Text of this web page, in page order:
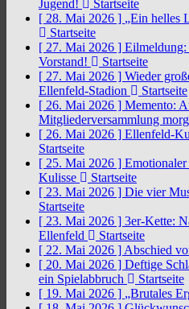
Jugend!
Startseite
[ 28. Mai 2026 ] „Ein helles
Startseite
[ 27. Mai 2026 ] Eilmeldung:
Vorstand!
Startseite
[ 27. Mai 2026 ] Wieder
Ellenfeld-Stadion
Startseite
[ 26. Mai 2026 ] Memento:
Mitgliederversammlung
[ 26. Mai 2026 ] Ellenfeld-
Startseite
[ 25. Mai 2026 ] Emotionaler
Kulisse
Startseite
[ 23. Mai 2026 ] Die vier
Startseite
[ 23. Mai 2026 ] 3er-Kette:
Ellenfeld
Startseite
[ 22. Mai 2026 ] Abschied
[ 20. Mai 2026 ] Deftige
ein Spielabbruch
Startseite
[ 19. Mai 2026 ] „Brutales